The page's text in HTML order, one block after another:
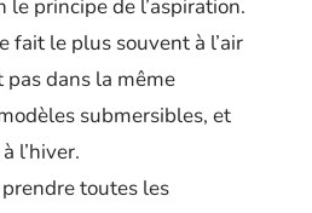
principe de l’aspiration.
fait le plus souvent à l’air
pas dans la même
submersibles, et
l’hiver.
toutes les